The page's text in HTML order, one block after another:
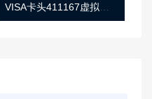
VISA卡头411167虚拟卡基础信息